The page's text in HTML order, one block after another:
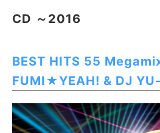
CD ～2016
BEST HITS 55
FUMI★YEAH! & DJ